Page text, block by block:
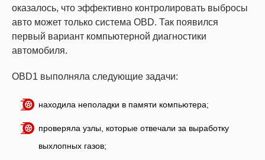
оказалось, что эффективно контролировать выбросы
авто может только система OBD. Так появился
первый вариант компьютерной диагностики
автомобиля.
OBD1 выполняла следующие задачи:
находила неполадки в памяти компьютера;
проверяла узлы, которые отвечали за выработку
выхлопных газов;